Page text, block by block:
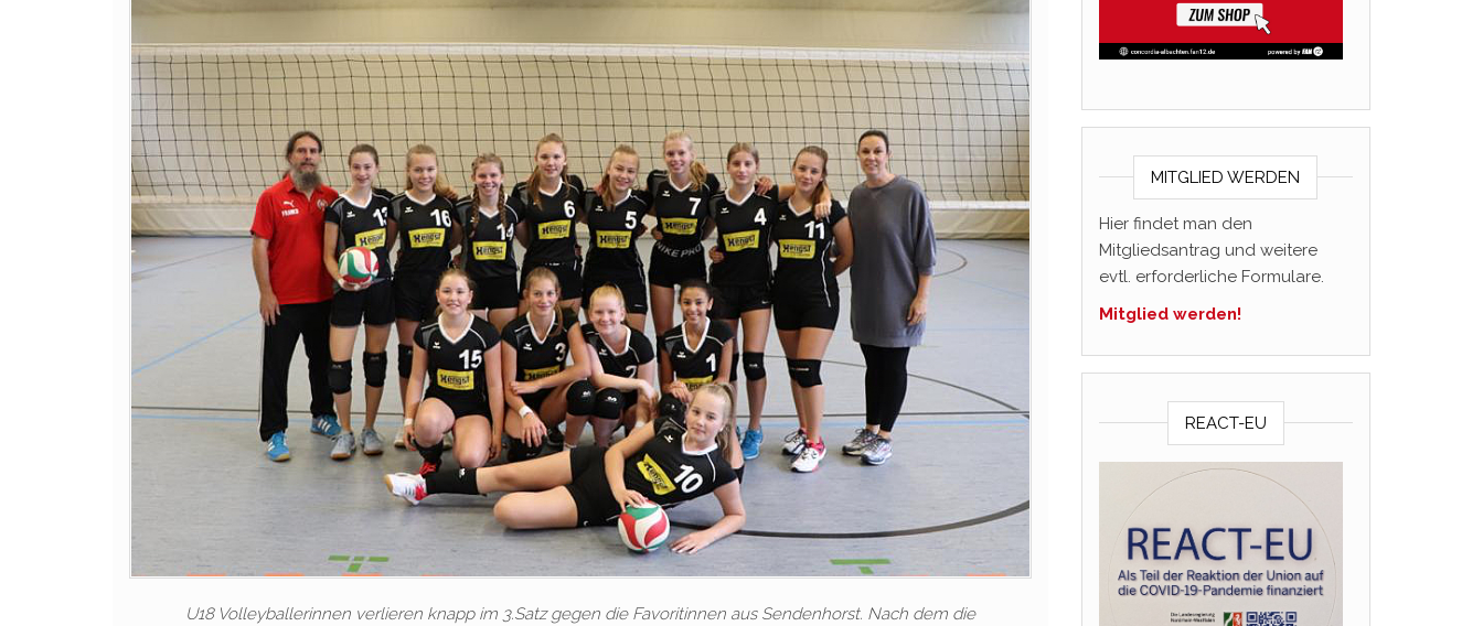
U18 Volleyballerinnen verlieren knapp im 3.Satz gegen die Favoritinnen aus Sendenhorst. Nach dem die
MITGLIED WERDEN
Hier findet man den
Mitgliedsantrag und weitere
evtl. erforderliche Formulare.
Mitglied werden!
REACT-EU